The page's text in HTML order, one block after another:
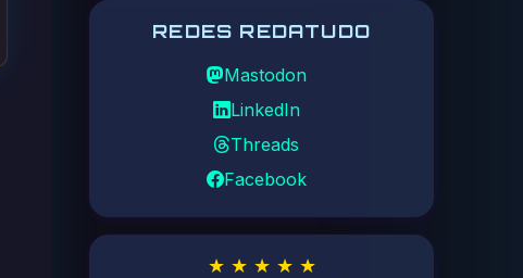
REDES REDATUDO
Mastodon
LinkedIn
Threads
Facebook
★ ★ ★ ★ ★